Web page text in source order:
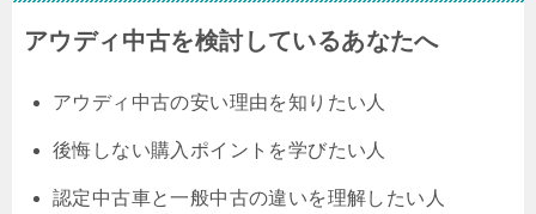
アウディ中古を検討しているあなたへ
アウディ中古の安い理由を知りたい人
後悔しない購入ポイント を学びたい人
認定中古車と一般中古の違いを理解したい人